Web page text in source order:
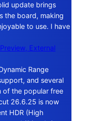
update brings
the board, making
to use. I have
External
Range
and several
of the popular free
26.6.25 is now
HDR (High